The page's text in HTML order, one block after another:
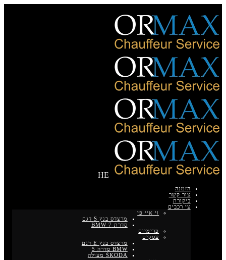
HE
הזמנה
צור קשר
ביקורת
צי רכבים
וי איי פי
מרצדס בנץ S דגם
סדרת BMW 7
פרימיום
עסקים
מרצדס בנץ E דגם
BMW סדרה 5
ŠKODA מעולה